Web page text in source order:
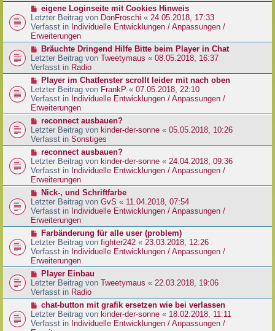
r
a
g
e
r
B
e
i
r
a
g
N
e
u
e
r
B
e
i
r
a
g
eigene Loginseite mit Cookies Hinweis
Letzter Beitrag von DonFroschi « 24.05.2018, 17:33
Verfasst in Individuelle Entwicklungen / Anpassungen /
Erweiterungen
N
e
u
e
r
B
e
i
r
a
g
Bräuchte Dringend Hilfe Bitte beim Player in Chat
Letzter Beitrag von Tweetymaus « 08.05.2018, 16:37
Verfasst in Radio
N
e
u
e
r
B
e
i
r
a
g
Player im Chatfenster scrollt leider mit nach oben
Letzter Beitrag von FrankP « 07.05.2018, 22:10
Verfasst in Individuelle Entwicklungen / Anpassungen /
Erweiterungen
N
e
u
e
r
B
e
i
r
a
g
reconnect ausbauen?
Letzter Beitrag von kinder-der-sonne « 05.05.2018, 10:26
Verfasst in Sonstiges
N
e
u
e
r
B
e
i
t
a
g
reconnect ausbauen?
Letzter Beitrag von kinder-der-sonne « 24.04.2018, 09:36
Verfasst in Individuelle Entwicklungen / Anpassungen /
Erweiterungen
N
e
u
e
r
B
e
i
t
a
g
Nick-, und Schriftfarbe
Letzter Beitrag von GvS « 11.04.2018, 07:54
Verfasst in Individuelle Entwicklungen / Anpassungen /
Erweiterungen
N
e
u
e
r
B
e
i
r
a
Farbänderung für alle user (problem)
Letzter Beitrag von fighter242 « 23.03.2018, 12:26
Verfasst in Individuelle Entwicklungen / Anpassungen /
Erweiterungen
N
e
u
e
r
B
e
Player Einbau
Letzter Beitrag von Tweetymaus « 22.03.2018, 19:06
Verfasst in Radio
N
e
u
chat-button mit grafik ersetzen wie bei verlassen
Letzter Beitrag von kinder-der-sonne « 18.02.2018, 11:11
Verfasst in Individuelle Entwicklungen / Anpassungen /